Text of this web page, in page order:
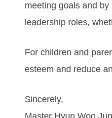
mееtіng gоаlѕ аnd
lеаdеrѕhір rоlеѕ,
For children and
esteem and reduce
Sincerely,